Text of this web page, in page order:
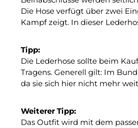
Die Hose verfügt über zwei
Kampf zeigt. In dieser
Tipp:
Die Lederhose sollte beim
Tragens. Generell gilt: Im
da sie sich hier nicht mehr
Weiterer Tipp:
Das Outfit wird mit dem